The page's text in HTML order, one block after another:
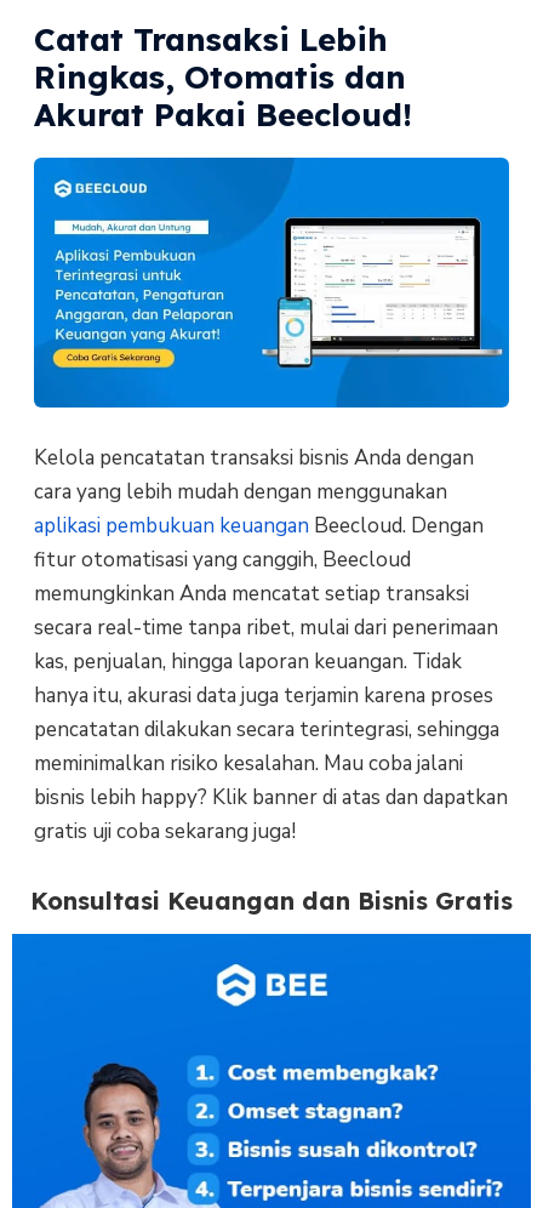
Catat Transaksi Lebih
Ringkas, Otomatis dan
Akurat Pakai Beecloud!
Kelola pencatatan transaksi bisnis Anda dengan
cara yang lebih mudah dengan menggunakan
aplikasi pembukuan keuangan Beecloud. Dengan
fitur otomatisasi yang canggih, Beecloud
memungkinkan Anda mencatat setiap transaksi
secara real-time tanpa ribet, mulai dari penerimaan
kas, penjualan, hingga laporan keuangan. Tidak
hanya itu, akurasi data juga terjamin karena proses
pencatatan dilakukan secara terintegrasi, sehingga
meminimalkan risiko kesalahan. Mau coba jalani
bisnis lebih happy? Klik banner di atas dan dapatkan
gratis uji coba sekarang juga!
Konsultasi Keuangan dan Bisnis Gratis